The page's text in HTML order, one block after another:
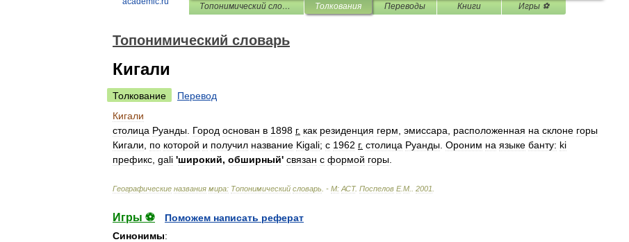
Топонимический словарь Толкования Переводы Книги Игры ⚽
Топонимический словарь
Кигали
Толкование
Перевод
Кигали
столица Руанды Город основан в 1898 г. как резиденция герм эмиссара расположенная на склоне горы
Кигали
по которой и получил название Kigali; с 1962 г. столица Руанды Ороним на языке банту: ki
префикс gali 'широкий, обширный' связан с формой горы
Географические названия мира: Топонимический словарь . - М: АСТ. Поспелов Е.М 2001
Игры ⚽
Поможем написать реферат
Синонимы: